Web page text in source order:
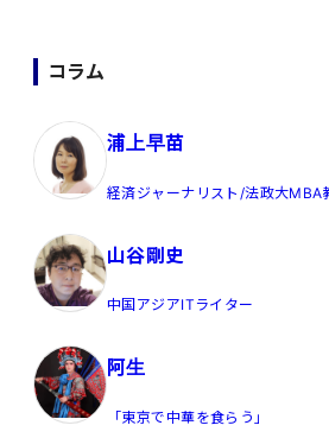
コラム
浦上早苗
経済ジャーナリスト/法政大
山谷剛史
中国アジアITライター
阿生
「東京で中華を食らう」